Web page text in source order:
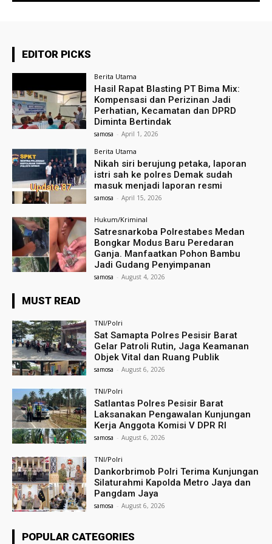
EDITOR PICKS
Berita Utama
Hasil Rapat Blasting PT Bima Mix:
Kompensasi dan Perizinan Jadi
Perhatian, Kecamatan dan DPRD
Diminta Bertindak
samosa - April 1, 2026
Berita Utama
Nikah siri berujung petaka, laporan
istri sah ke polres Demak sudah
masuk menjadi laporan resmi
samosa - April 15, 2026
Hukum/Kriminal
Satresnarkoba Polrestabes Medan
Bongkar Modus Baru Peredaran
Ganja. Manfaatkan Pohon Bambu
Jadi Gudang Penyimpanan
samosa - August 4, 2026
MUST READ
TNI/Polri
Sat Samapta Polres Pesisir Barat
Gelar Patroli Rutin, Jaga Keamanan
Objek Vital dan Ruang Publik
samosa - August 6, 2026
TNI/Polri
Satlantas Polres Pesisir Barat
Laksanakan Pengawalan Kunjungan
Kerja Anggota Komisi V DPR RI
samosa - August 6, 2026
TNI/Polri
Dankorbrimob Polri Terima Kunjungan
Silaturahmi Kapolda Metro Jaya dan
Pangdam Jaya
samosa - August 6, 2026
POPULAR CATEGORIES